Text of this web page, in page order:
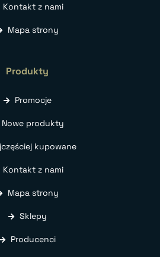
Kontakt z nami
Mapa strony
Produkty
Promocje
Nowe produkty
kupowane
Kontakt z nami
Mapa strony
Sklepy
Producenci